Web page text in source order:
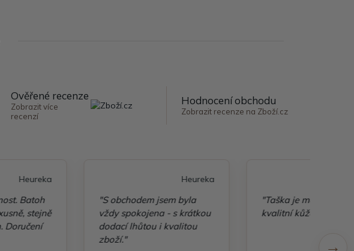
Ověřené recenze
Zobrazit více
recenzí
Hodnocení obchodu
Zobrazit recenze na Zboží.cz
"S obchodem jsem byla
vždy spokojena - s krátkou
dodací lhůtou i kvalitou
"Taška je moc pěkná,
kvalitní kůže, pěkně ušitá"